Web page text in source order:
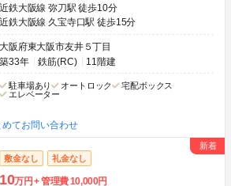
近鉄大阪線 弥刀駅 徒歩10分
近鉄大阪線 久宝寺口駅 徒歩15分
大阪府東大阪市友井５丁目
築33年
鉄筋(RC) 11階建
駐車場あり オートロック
宅配ボックス
エレベーター
てお問い合わせ
敷金なし 礼金なし
10万円 管理費10,000円